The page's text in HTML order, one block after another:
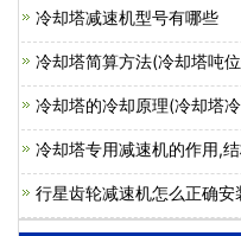
冷却塔减速机型号有哪些
冷却塔简算方法(冷却塔吨
冷却塔的冷却原理(冷却塔
冷却塔专用减速机的作用,
行星齿轮减速机怎么正确安